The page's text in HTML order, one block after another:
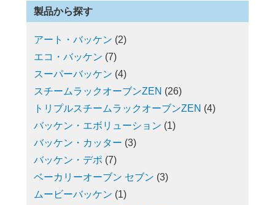
製品から探す
アート・バッケン (2)
エコ・バッケン (7)
スーパーバッケン (4)
スチームラックオーブンZEN (26)
トリプルスチームラックオーブンZEN (4)
バッケン・エボリューション (1)
バッケン・カッター (3)
バッケン・デポ (7)
ベーカリーオーブン セブン (3)
ムービーバッケン (1)